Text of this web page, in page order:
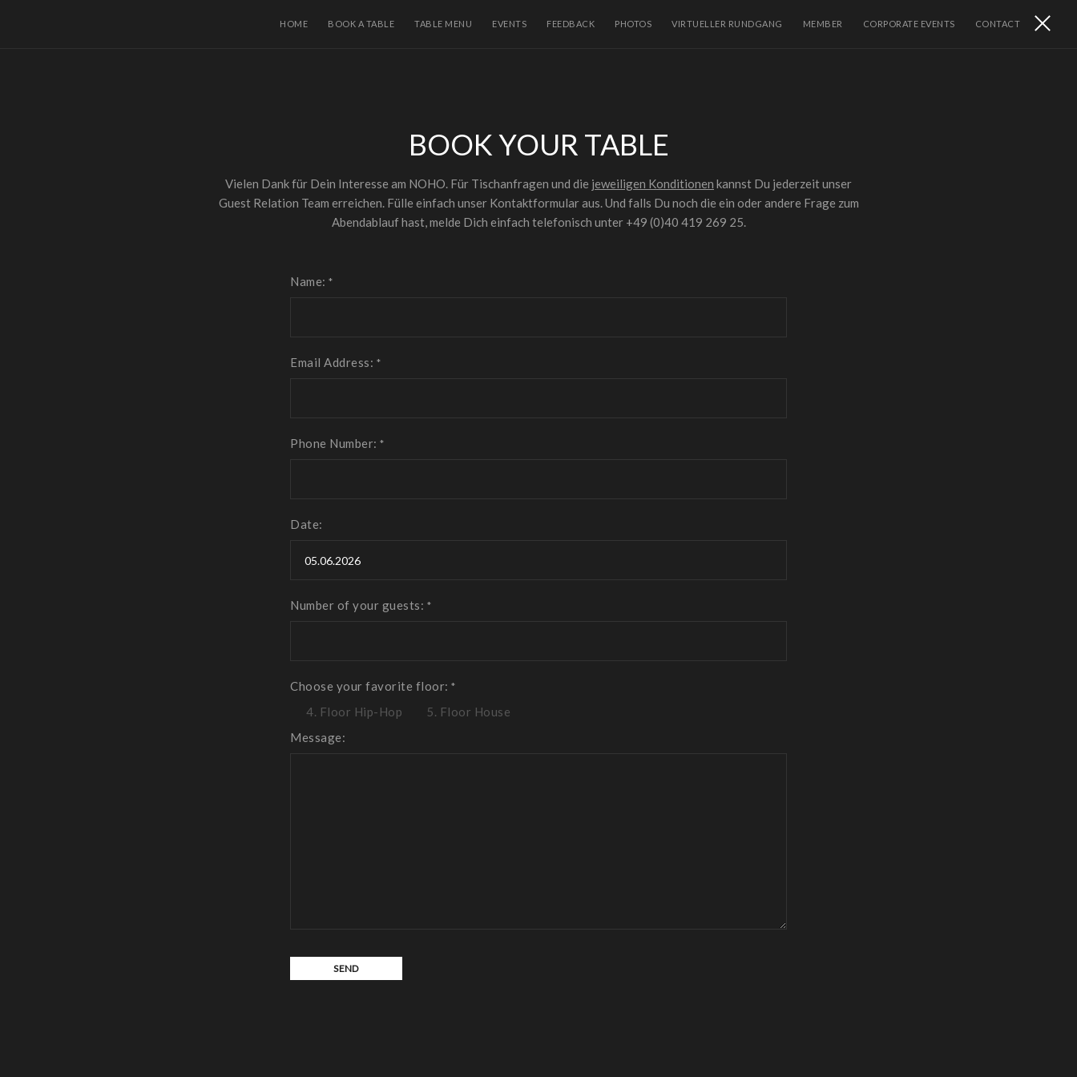
HOME BOOK A TABLE TABLE MENU EVENTS FEEDBACK PHOTOS VIRTUELLER RUNDGANG MEMBER CORPORATE EVENTS CONTACT
BOOK YOUR TABLE
Vielen Dank für Dein Interesse am NOHO. Für Tischanfragen und die jeweiligen Konditionen kannst Du jederzeit unser
Guest Relation Team erreichen. Fülle einfach unser Kontaktformular aus. Und falls Du noch die ein oder andere Frage zum
Abendablauf hast, melde Dich einfach telefonisch unter +49 (0)40 419 269 25.
Name: *
Email Address: *
Phone Number: *
Date:
Number of your guests: *
Choose your favorite floor: *
4. Floor Hip-Hop
5. Floor House
Message: